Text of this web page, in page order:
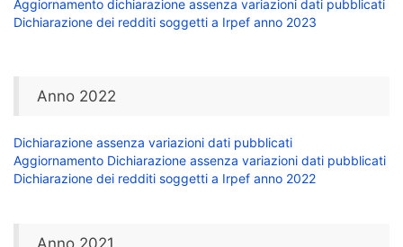
Aggiornamento dichiarazione assenza variazioni dati pubblicati
Dichiarazione dei redditi soggetti a Irpef anno 2023
Anno 2022
Dichiarazione assenza variazioni dati pubblicati
Aggiornamento Dichiarazione assenza variazioni dati pubblicati
Dichiarazione dei redditi soggetti a Irpef anno 2022
Anno 2021